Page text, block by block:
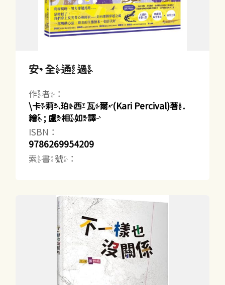
安全通過
作者：
\卡莉.珀西瓦爾(Kari Percival)著.
繪 ; 盧相如譯
ISBN：
9786269954209
索書號：